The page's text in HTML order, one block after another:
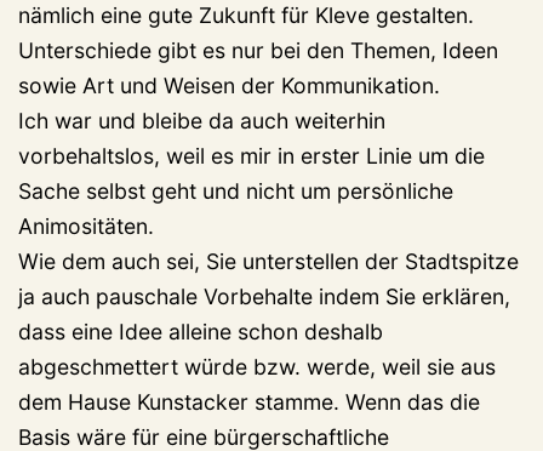
nämlich eine gute Zukunft für Kleve gestalten.
Unterschiede gibt es nur bei den Themen, Ideen
sowie Art und Weisen der Kommunikation.
Ich war und bleibe da auch weiterhin
vorbehaltslos, weil es mir in erster Linie um die
Sache selbst geht und nicht um persönliche
Animositäten.
Wie dem auch sei, Sie unterstellen der Stadtspitze
ja auch pauschale Vorbehalte indem Sie erklären,
dass eine Idee alleine schon deshalb
abgeschmettert würde bzw. werde, weil sie aus
dem Hause Kunstacker stamme. Wenn das die
Basis wäre für eine bürgerschaftliche